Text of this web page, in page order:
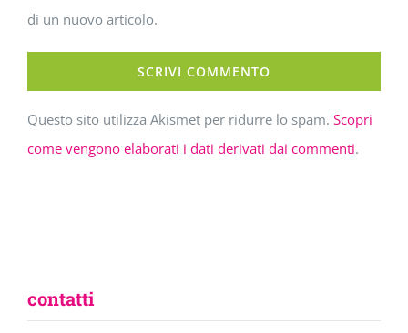
di un nuovo articolo.
Questo sito utilizza Akismet per ridurre lo spam. Scopri
come vengono elaborati i dati derivati dai commenti.
contatti